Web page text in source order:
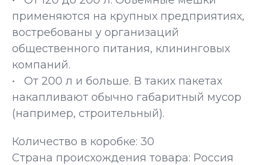
применяются на крупных предприятиях,
востребованы у организаций
общественного питания, клининговых
компаний.
• От 200 л и больше. В таких пакетах
накапливают обычно габаритный мусор
(например, строительный).
Количество в коробке: 30
Страна происхождения товара: Россия